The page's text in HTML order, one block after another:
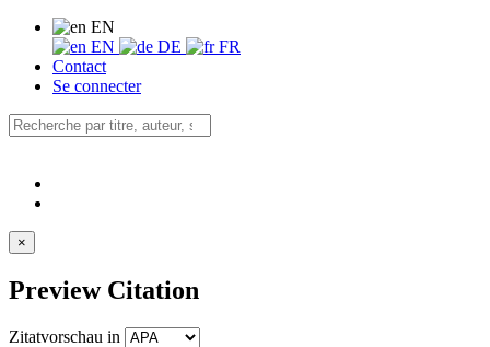
EN
EN
DE
FR
Contact
Se connecter
×
Preview Citation
Zitatvorschau in